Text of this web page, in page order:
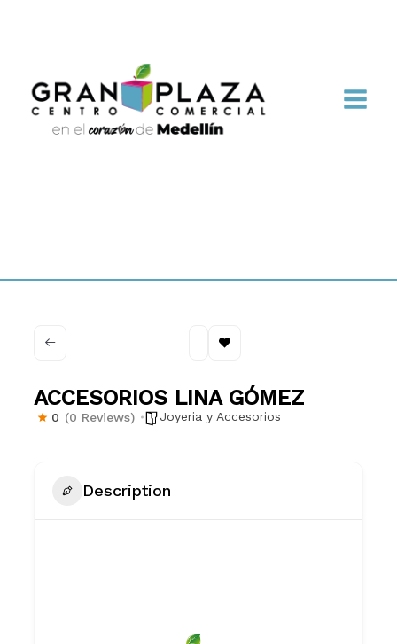
ACCESORIOS LINA GÓMEZ
0 (0 Reviews) Joyeria y Accesorios
Description